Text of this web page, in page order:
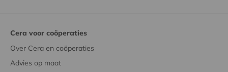
Cera voor coöperaties
Over Cera en coöperaties
Advies op maat